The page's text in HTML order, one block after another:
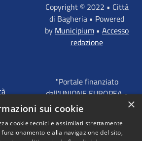
Copyright © 2022 • Città
di Bagheria • Powered
by Municipium • Accesso
redazione
"Portale finanziato
dall'UNIONE EUROPEA -
FONDI STRUTTURALI
EUROPEI - Programma
×
sui cookie
cookie tecnici e assimilati strettamente
e alla navigazione del sito,